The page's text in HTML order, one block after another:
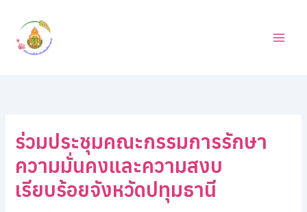
content
ร่วมประชุมคณะกรรมการรักษา
ความมั่นคงและความสงบ
เรียบร้อยจังหวัดปทุมธานี
ห
า